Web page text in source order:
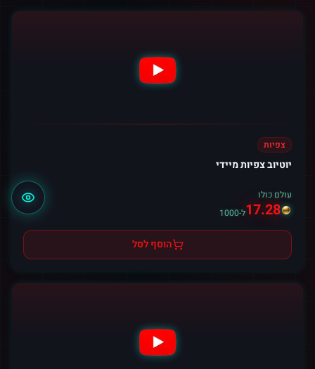
צפיות
יוטיוב צפיות מיידי
עולם כולו
17.28ל-1000
הוסף לסל